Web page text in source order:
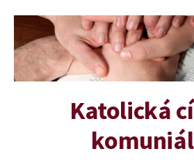
obsahu
webu
Katolická